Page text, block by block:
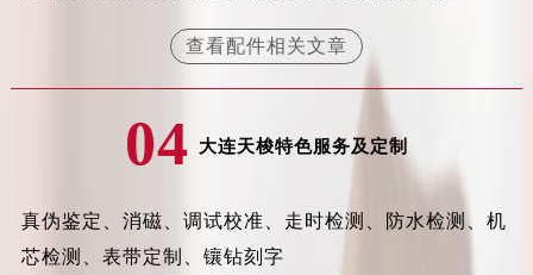
山西省晋城市城区黄华街天梭售后服务中心（需提前预约）
查看配件相关文章
04 大连天梭特色服务及定制
真伪鉴定、消磁、调试校准、走时检测、防水检测、机
芯检测、表带定制、镶钻刻字